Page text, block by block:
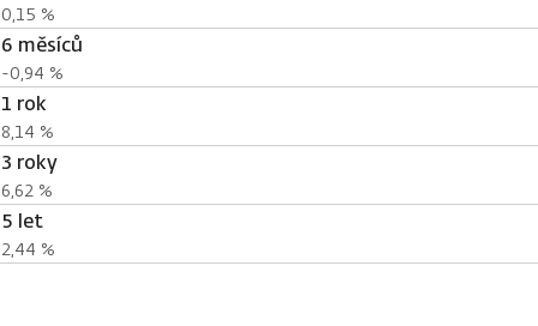
0,15 %
6 měsíců
-0,94 %
1 rok
8,14 %
3 roky
6,62 %
5 let
2,44 %